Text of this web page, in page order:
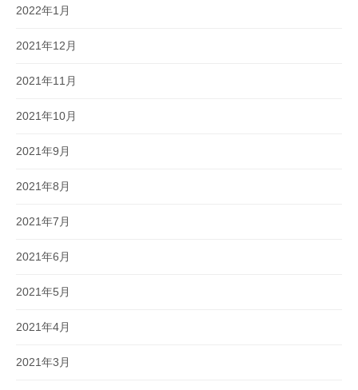
2022年1月
2021年12月
2021年11月
2021年10月
2021年9月
2021年8月
2021年7月
2021年6月
2021年5月
2021年4月
2021年3月